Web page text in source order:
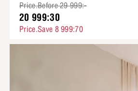
Price.Before 29 999:-
20 999:30
Price.Save 8 999:70